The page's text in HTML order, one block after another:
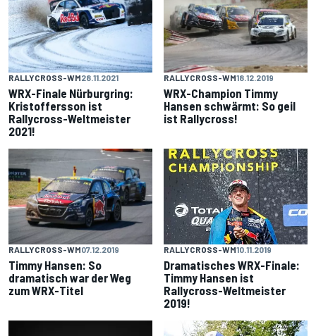
RALLYCROSS-WM28.11.2021
WRX-Finale Nürburgring:
Kristoffersson ist
Rallycross-Weltmeister
2021!
RALLYCROSS-WM18.12.2019
WRX-Champion Timmy
Hansen schwärmt: So geil
ist Rallycross!
RALLYCROSS-WM07.12.2019
Timmy Hansen: So
dramatisch war der Weg
zum WRX-Titel
RALLYCROSS-WM10.11.2019
Dramatisches WRX-Finale:
Timmy Hansen ist
Rallycross-Weltmeister
2019!